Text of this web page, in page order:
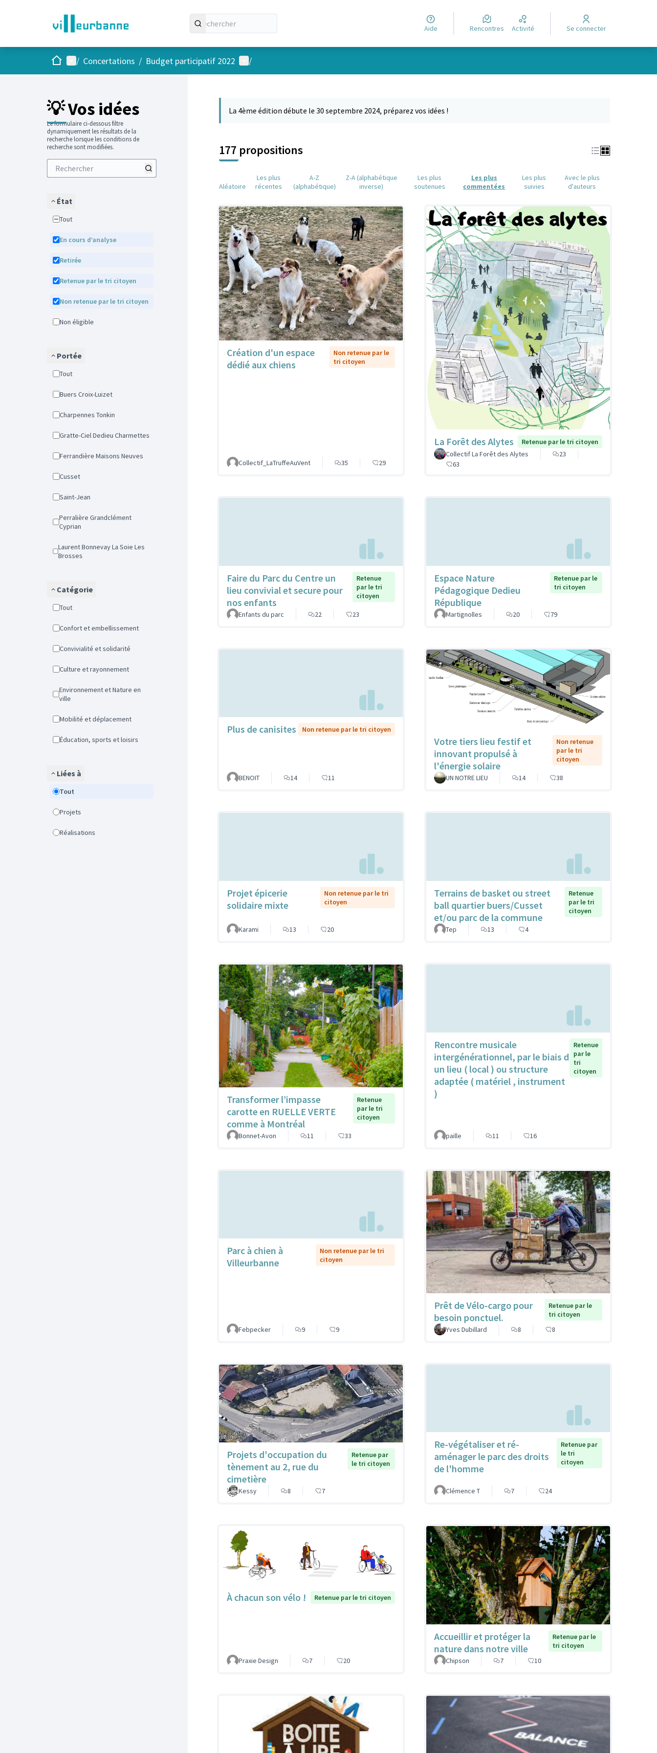
Aide Rencontres Activité Se connecter
AccueilMenu principal
/ Concertations / Budget participatif 2022 Menu utilisateur
/
💡 Vos idées
Le formulaire ci-dessous filtre
dynamiquement les résultats de la
recherche lorsque les conditions de
recherche sont modifiées.
État
Tout
En cours d’analyse
Retirée
Retenue par le tri citoyen
Non retenue par le tri citoyen
Non éligible
Portée
Tout
Buers Croix-Luizet
Charpennes Tonkin
Gratte-Ciel Dedieu Charmettes
Ferrandière Maisons Neuves
Cusset
Saint-Jean
Perralière Grandclément
Cyprian
Laurent Bonnevay La Soie Les
Brosses
Catégorie
Tout
Confort et embellissement
Convivialité et solidarité
Culture et rayonnement
Environnement et Nature en
ville
Mobilité et déplacement
Éducation, sports et loisirs
Liées à
Tout
Projets
Réalisations
La 4ème édition débute le 30 septembre 2024, préparez vos idées !
177 propositions
Aléatoire
Les plus
récentes
A-Z
(alphabétique)
Z-A (alphabétique
inverse)
Les plus
soutenues
Les plus
commentées
Les plus
suivies
Avec le plus
d'auteurs
Création d'un espace
dédié aux chiens
Non retenue par le
tri citoyen
Collectif_LaTruffeAuVent 35 29
La Forêt des Alytes
Retenue par le tri citoyen
Collectif La Forêt des Alytes
23
63
Faire du Parc du Centre un
lieu convivial et secure pour
nos enfants
Retenue
par le tri
citoyen
Enfants du parc 22 23
Espace Nature
Pédagogique Dedieu
République
Retenue par le
tri citoyen
Martignolles 20 79
Plus de canisites Non retenue par le tri citoyen
BENOIT 14 11
Votre tiers lieu festif et
innovant propulsé à
l'énergie solaire
Non retenue
par le tri
citoyen
UN NOTRE LIEU 14 38
Projet épicerie
solidaire mixte
Non retenue par le tri
citoyen
Karami 13 20
Terrains de basket ou street
ball quartier buers/Cusset
et/ou parc de la commune
Retenue
par le tri
citoyen
Tep 13 4
Transformer l’impasse
carotte en RUELLE VERTE
comme à Montréal
Retenue
par le tri
citoyen
Bonnet-Avon 11 33
Rencontre musicale
intergénérationnel, par le biais d
un lieu ( local ) ou structure
adaptée ( matériel , instrument
)
Retenue
par le
tri
citoyen
paille 11 16
Parc à chien à
Villeurbanne
Non retenue par le tri
citoyen
Febpecker 9 9
Prêt de Vélo-cargo pour
besoin ponctuel.
Retenue par le
tri citoyen
Yves Dubillard
8 8
Projets d'occupation du
tènement au 2, rue du
cimetière
Retenue par
le tri citoyen
Kessy 8 7
Re-végétaliser et ré-
aménager le parc des droits
de l'homme
Retenue par
le tri
citoyen
Clémence T 7 24
À chacun son vélo ! Retenue par le tri citoyen
Praxie Design 7 20
Accueillir et protéger la
nature dans notre ville
Retenue par le
tri citoyen
Chipson
7 10